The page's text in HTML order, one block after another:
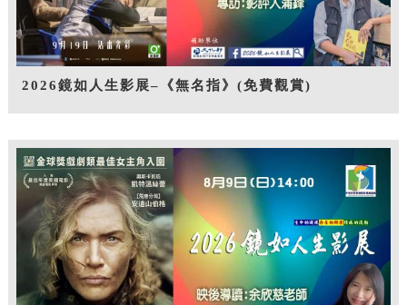
2026鏡如人生影展–《無名指》(免費觀賞)